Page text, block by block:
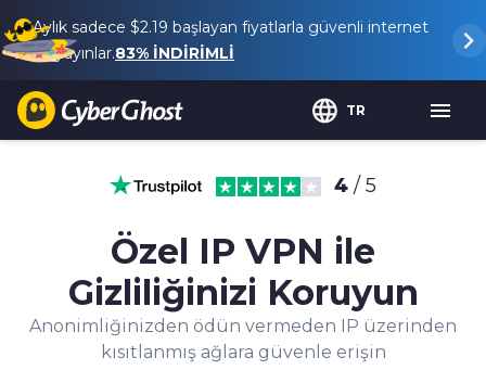
Aylık sadece $2.19 başlayan fiyatlarla güvenli internet
ve yayınlar.83% İNDİRİMLİ
TR
4 / 5
Özel IP VPN ile
Gizliliğinizi Koruyun
Anonimliğinizden ödün vermeden IP üzerinden
kısıtlanmış ağlara güvenle erişin